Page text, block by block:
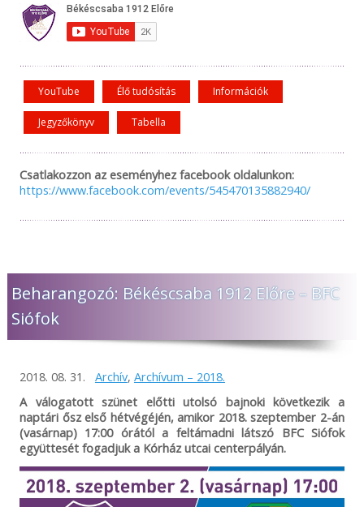
YouTube Élő tudósítás Információk
Jegyzőkönyv Tabella
Csatlakozzon az eseményhez facebook oldalunkon:
https://www.facebook.com/events/545470135882940/
Beharangozó: Békéscsaba 1912 Előre – BFC
Siófok
2018. 08. 31. Archív, Archívum – 2018.
A válogatott szünet előtti utolsó bajnoki következik a
naptári ősz első hétvégéjén, amikor 2018. szeptember 2-án
(vasárnap) 17:00 órától a feltámadni látszó BFC Siófok
együttesét fogadjuk a Kórház utcai centerpályán.